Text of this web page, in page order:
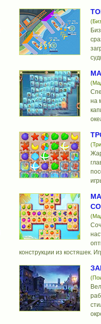
на
конструкции из костяшек.